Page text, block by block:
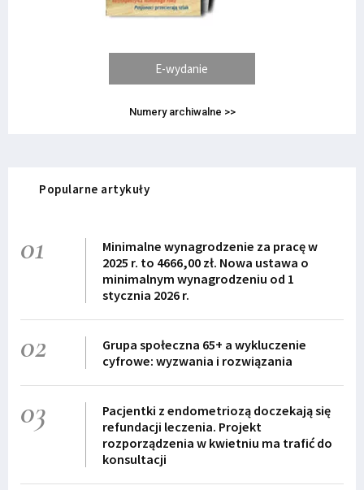
E-wydanie
Numery archiwalne >>
Popularne artykuły
01
Minimalne wynagrodzenie za pracę w
2025 r. to 4666,00 zł. Nowa ustawa o
minimalnym wynagrodzeniu od 1
stycznia 2026 r.
02
Grupa społeczna 65+ a wykluczenie
cyfrowe: wyzwania i rozwiązania
03
Pacjentki z endometriozą doczekają się
refundacji leczenia. Projekt
rozporządzenia w kwietniu ma trafić do
konsultacji